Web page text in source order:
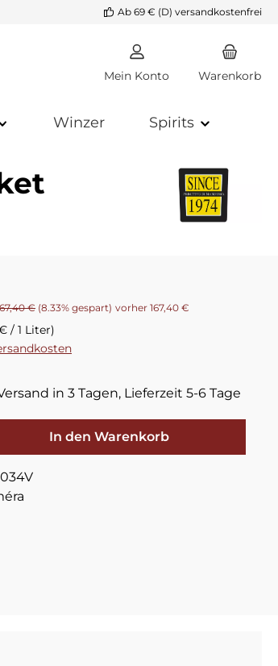
Ab 69 € (D) versandkostenfrei
Mein Konto Warenkorb
Winzer Spirits
Preis:
€ (8.33% gespart) vorher 167,40 €
/ 1 Liter)
in 3 Tagen, Lieferzeit 5-6 Tage
Wert ein oder benutze die
In den Warenkorb